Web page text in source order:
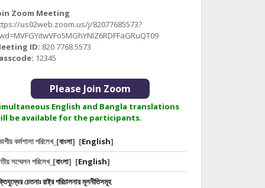
Zoom Meeting
us02web.zoom.us/j/82077685573?
ID: 820 7768 5573
12345
Please Join Zoom
English and Bangla translations
be available for the participants.
কর্মশালা পরিলেখ_[বাংলা] [English]
সম্মেলন পরিলেখ_[বাংলা] [English]
চেতনাঃ রাষ্ট্র পরিচালনার মূলনীতিসমূহ